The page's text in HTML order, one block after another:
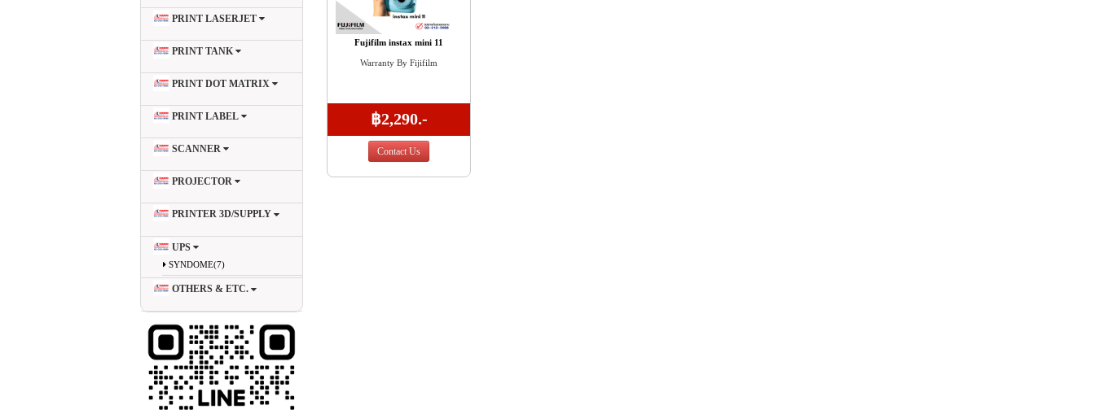
PRINT LASERJET
PRINT TANK
PRINT DOT MATRIX
PRINT LABEL
SCANNER
PROJECTOR
PRINTER 3D/SUPPLY
UPS
SYNDOME(7)
OTHERS & ETC.
Fujifilm instax mini 11
Warranty By Fijifilm
฿2,290.-
Contact Us